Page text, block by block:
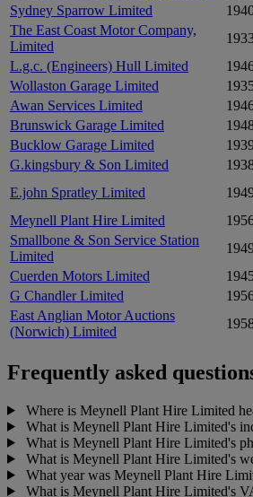
Sydney Sparrow Limited
The East Coast Motor Company,
Limited
L.g.c. (Engineers) Hull Limited
Wollaston Garage Limited
Awan Services Limited
Brunswick Garage Limited
Bucklow Garage Limited
G.kingsbury & Son Limited
E.john Spratley Limited
Meynell Plant Hire Limited
Smallbone & Son Service Station
Limited
Cuerden Motors Limited
G Chandler Limited
East Anglian Motor Auctions
(Norwich) Limited
Frequently asked
Where is Meynell Plant Hire Limited
What is Meynell Plant Hire Limited's
What is Meynell Plant Hire Limited's
What is Meynell Plant Hire Limited's
What year was Meynell Plant Hire
What is Meynell Plant Hire Limited's